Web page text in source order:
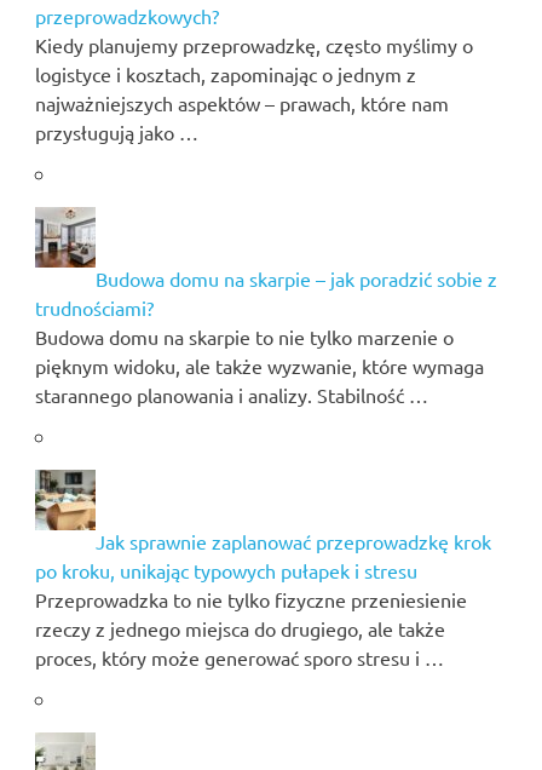
przeprowadzkowych?
Kiedy planujemy przeprowadzkę, często myślimy o
logistyce i kosztach, zapominając o jednym z
najważniejszych aspektów – prawach, które nam
przysługują jako …
Budowa domu na skarpie – jak poradzić sobie z
trudnościami?
Budowa domu na skarpie to nie tylko marzenie o
pięknym widoku, ale także wyzwanie, które wymaga
starannego planowania i analizy. Stabilność …
Jak sprawnie zaplanować przeprowadzkę krok
po kroku, unikając typowych pułapek i stresu
Przeprowadzka to nie tylko fizyczne przeniesienie
rzeczy z jednego miejsca do drugiego, ale także
proces, który może generować sporo stresu i …